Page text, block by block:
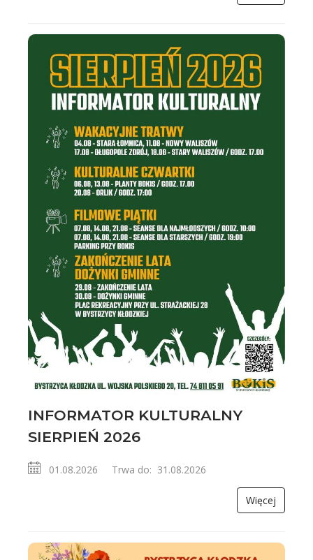
INFORMATOR KULTURALNY
SIERPIEŃ 2026
01.08.2026 Trwa do: 31.08.2026
Więcej